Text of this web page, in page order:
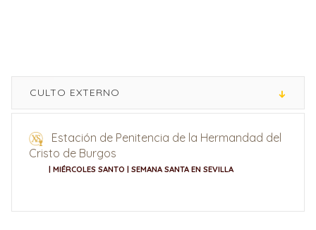
CULTO EXTERNO
Estación de Penitencia de la Hermandad del
Cristo de Burgos
| MIÉRCOLES SANTO | SEMANA SANTA EN SEVILLA